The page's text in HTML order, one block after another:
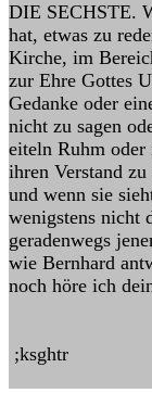
DIE SECHSTE.
hat, etwas zu
Kirche, im
zur Ehre Gottes
Gedanke oder
nicht zu sagen
eiteln Ruhm oder
ihren Verstand
und wenn sie
wenigstens nicht
geradenwegs
wie Bernhard
noch höre ich
;ksghtr